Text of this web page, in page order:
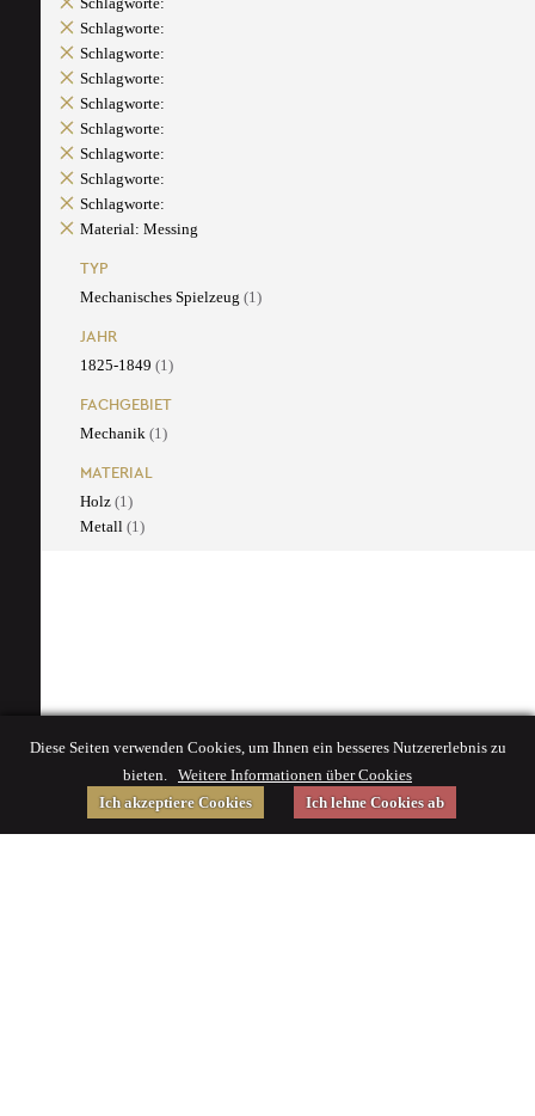
Schlagworte:
Schlagworte:
Schlagworte:
Schlagworte:
Schlagworte:
Schlagworte:
Schlagworte:
Schlagworte:
Material: Messing
TYP
Mechanisches Spielzeug (1)
JAHR
1825-1849 (1)
FACHGEBIET
Mechanik (1)
MATERIAL
Holz (1)
Metall (1)
Diese Seiten verwenden Cookies, um Ihnen ein besseres Nutzererlebnis zu
bieten. Weitere Informationen über Cookies
Ich akzeptiere Cookies
Ich lehne Cookies ab